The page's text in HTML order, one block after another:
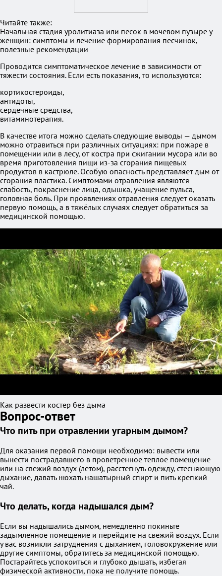
Читайте также:
Начальная стадия уролитиаза или песок в мочевом пузыре у
женщин: симптомы и лечение формирования песчинок,
полезные рекомендации
Проводится симптоматическое лечение в зависимости от
тяжести состояния. Если есть показания, то используются:
кортикостероиды,
антидоты,
сердечные средства,
витаминотерапия.
В качестве итога можно сделать следующие выводы — дымом
можно отравиться при различных ситуациях: при пожаре в
помещении или в лесу, от костра при сжигании мусора или во
время приготовления пищи из-за сгорания пищевых
продуктов в кастрюле. Особую опасность представляет дым от
сгорания пластика. Симптомами отравления являются
слабость, покраснение лица, одышка, учащение пульса,
головная боль. При проявлениях отравления следует оказать
первую помощь, а в тяжёлых случаях следует обратиться за
медицинской помощью.
Как развести костер без дыма
Вопрос-ответ
Что пить при отравлении угарным дымом?
Для оказания первой помощи необходимо: вывести или
вынести пострадавшего в проветренное теплое помещение
или на свежий воздух (летом), расстегнуть одежду, стесняющую
дыхание, давать нюхать нашатырный спирт и пить крепкий
чай.
Что делать, когда надышался дым?
Если вы надышались дымом, немедленно покиньте
задымленное помещение и перейдите на свежий воздух. Если
у вас возникли затруднения с дыханием, головокружение или
другие симптомы, обратитесь за медицинской помощью.
Постарайтесь успокоиться и глубоко дышать, избегая
физической активности, пока не получите помощь.